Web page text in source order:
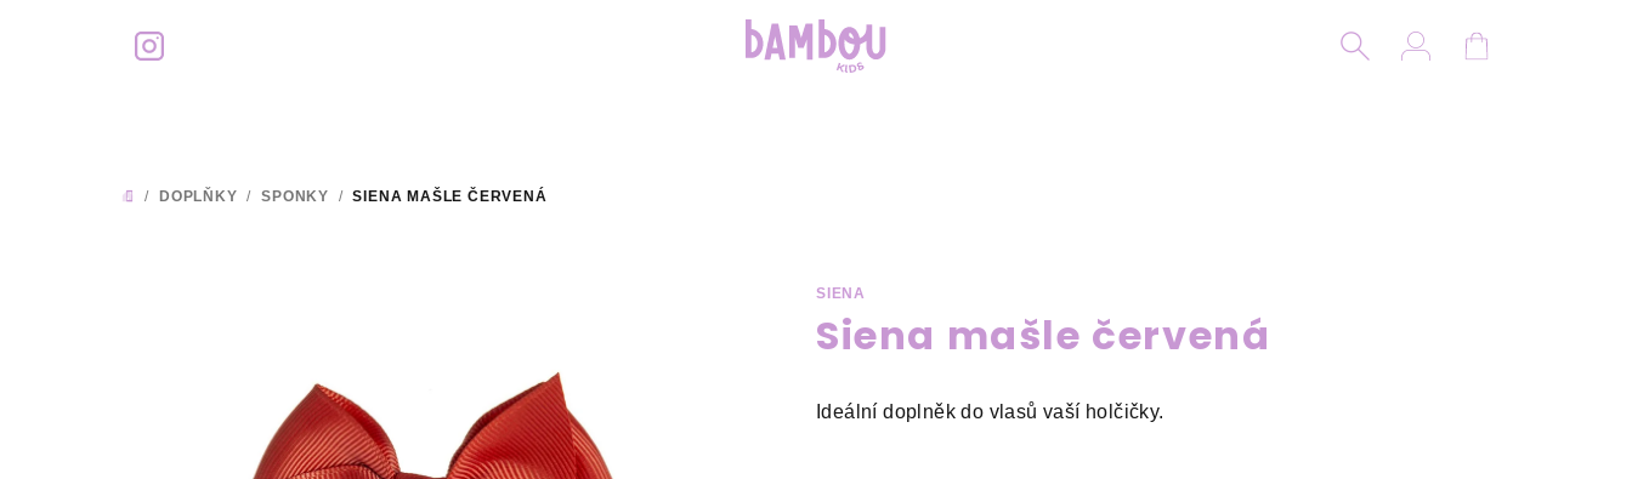
DOMŮ
/ DOPLŇKY / SPONKY / SIENA MAŠLE ČERVENÁ
SIENA
Siena mašle červená
Ideální doplněk do vlasů vaší holčičky.